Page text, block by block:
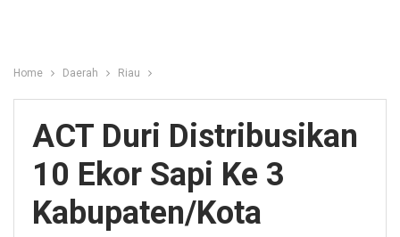
Home Daerah Riau
ACT Duri Distribusikan
10 Ekor Sapi Ke 3
Kabupaten/Kota